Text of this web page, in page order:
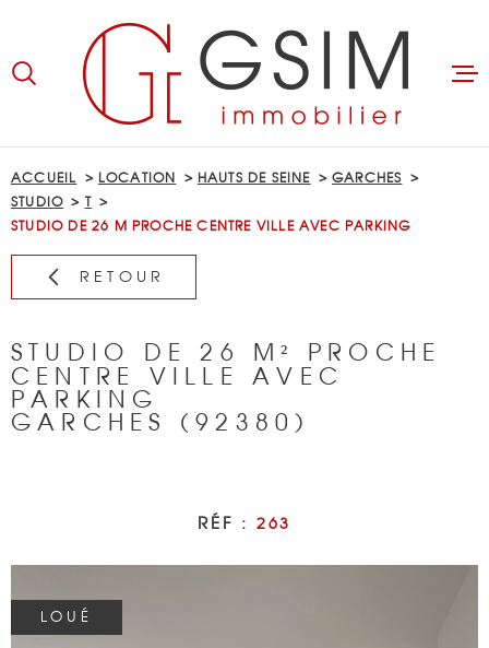
recherche
menu
principal
contenu
ACCUEIL
BIENS LOUÉS
ACCUEIL LOCATION HAUTS DE SEINE
GARCHES
STUDIO
T
STUDIO DE 26 M PROCHE CENTRE VILLE AVEC PARKING
RETOUR
STUDIO DE 26 M² PROCHE
CENTRE VILLE AVEC
PARKING
GARCHES (92380)
RÉF : 263
LOUÉ